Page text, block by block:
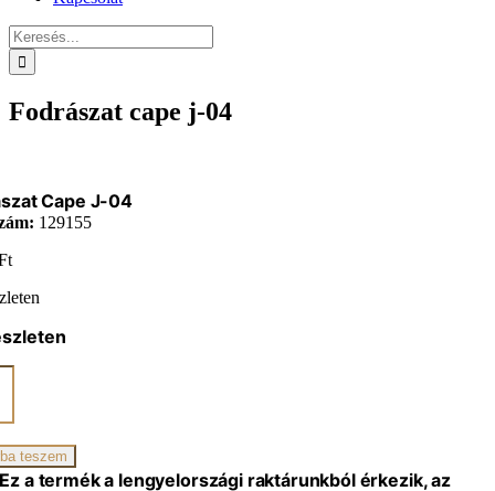
Keresés...
Fodrászat cape j-04
Cape J-04
129155
teszem
Ez a termék a lengyelországi raktárunkból érkezik, az